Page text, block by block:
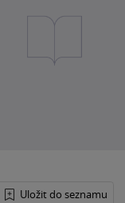
Uložit do seznamu